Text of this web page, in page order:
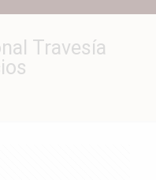
Travesía